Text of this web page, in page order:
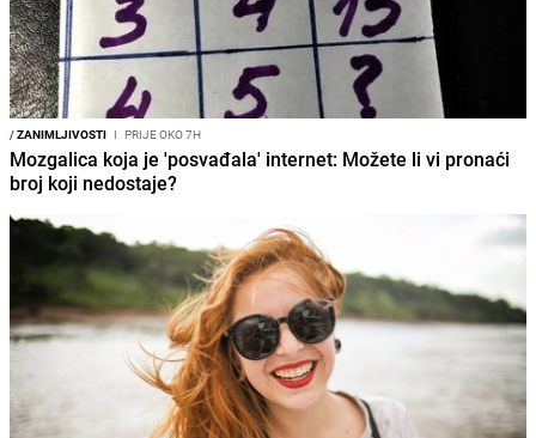
/ZANIMLJIVOSTI I PRIJE OKO 7H
Mozgalica koja je 'posvađala' internet: Možete li vi pronaći
broj koji nedostaje?